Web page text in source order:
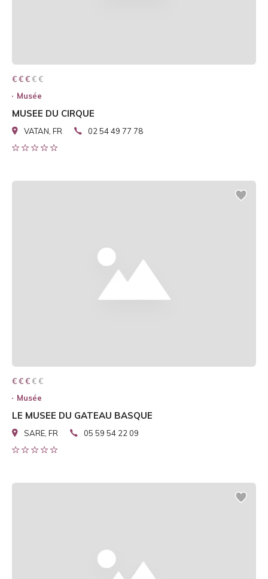
€ € € € €
€ € €
Musée
MUSEE DU CIRQUE
VATAN, FR 02 54 49 77 78
€ € € € €
€ € €
Musée
LE MUSEE DU GATEAU BASQUE
SARE, FR 05 59 54 22 09